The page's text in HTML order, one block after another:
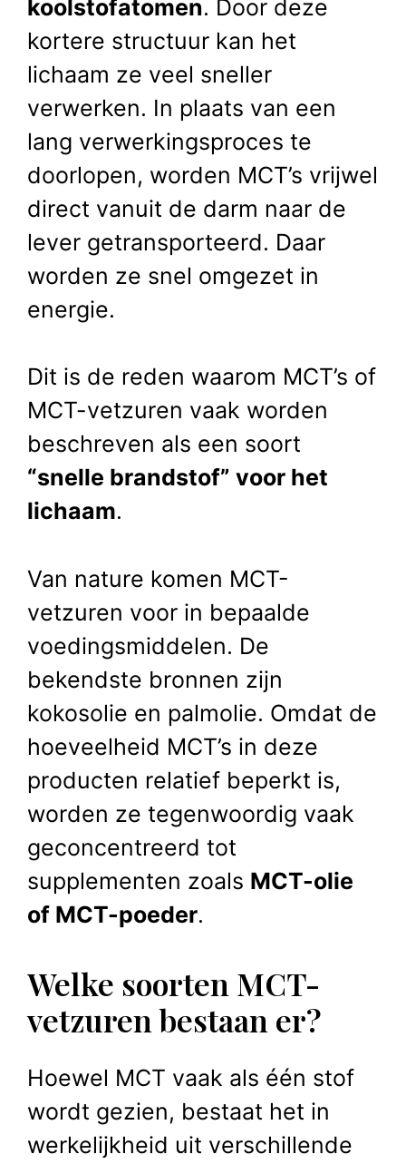
koolstofatomen. Door deze
kortere structuur kan het
lichaam ze veel sneller
verwerken. In plaats van een
lang verwerkingsproces te
doorlopen, worden MCT’s vrijwel
direct vanuit de darm naar de
lever getransporteerd. Daar
worden ze snel omgezet in
energie.
Dit is de reden waarom MCT’s of
MCT-vetzuren vaak worden
beschreven als een soort
“snelle brandstof” voor het
lichaam.
Van nature komen MCT-
vetzuren voor in bepaalde
voedingsmiddelen. De
bekendste bronnen zijn
kokosolie en palmolie. Omdat de
hoeveelheid MCT’s in deze
producten relatief beperkt is,
worden ze tegenwoordig vaak
geconcentreerd tot
supplementen zoals MCT-olie
of MCT-poeder.
Welke soorten MCT-
vetzuren bestaan er?
Hoewel MCT vaak als één stof
wordt gezien, bestaat het in
werkelijkheid uit verschillende